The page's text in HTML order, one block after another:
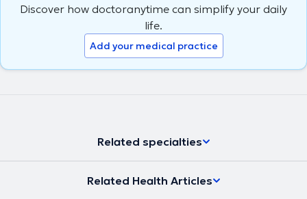
Discover how doctoranytime can simplify your daily
life.
Add your medical practice
Related specialties
Related Health Articles